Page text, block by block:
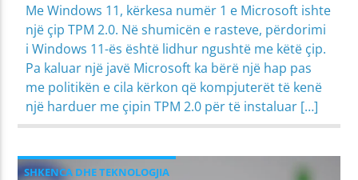
Me Windows 11, kërkesa numër 1 e Microsoft ishte
një çip TPM 2.0. Në shumicën e rasteve, përdorimi
i Windows 11-ës është lidhur ngushtë me këtë çip.
Pa kaluar një javë Microsoft ka bërë një hap pas
me politikën e cila kërkon që kompjuterët të kenë
një harduer me çipin TPM 2.0 për të instaluar […]
SHKENCA DHE TEKNOLOGJIA